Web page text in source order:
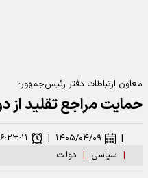
معاون ارتباطات دفتر رئیس‌جمهور:
حمایت مراجع تقلید از
| سیاسی | دولت
| ۱۴۰۵/۰۴/۰۹ |